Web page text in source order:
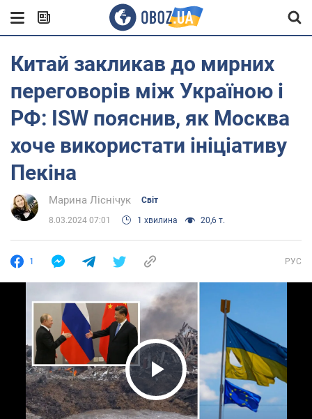
Китай закликав до мирних
переговорів між Україною і
РФ: ISW пояснив, як Москва
хоче використати ініціативу
Пекіна
Марина Ліснічук Світ
8.03.2024 07:01 1 хвилина 20,6 т.
1 РУС
Play Video